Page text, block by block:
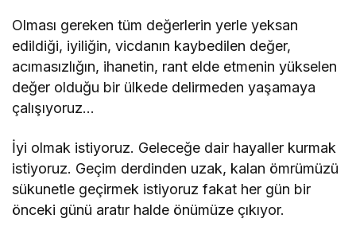
Olması gereken tüm değerlerin yerle yeksan
edildiği, iyiliğin, vicdanın kaybedilen değer,
acımasızlığın, ihanetin, rant elde etmenin yükselen
değer olduğu bir ülkede delirmeden yaşamaya
çalışıyoruz…
İyi olmak istiyoruz. Geleceğe dair hayaller kurmak
istiyoruz. Geçim derdinden uzak, kalan ömrümüzü
sükunetle geçirmek istiyoruz fakat her gün bir
önceki günü aratır halde önümüze çıkıyor.